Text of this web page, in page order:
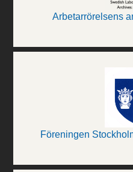
Arbetarrörelsens
Föreningen